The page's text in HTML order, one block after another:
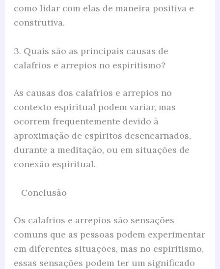
como lidar com elas de maneira positiva e
construtiva.
3. Quais são as principais causas de
calafrios e arrepios no espiritismo?
As causas dos calafrios e arrepios no
contexto espiritual podem variar, mas
ocorrem frequentemente devido à
aproximação de espíritos desencarnados,
durante a meditação, ou em situações de
conexão espiritual.
Conclusão
Os calafrios e arrepios são sensações
comuns que as pessoas podem experimentar
em diferentes situações, mas no espiritismo,
essas sensações podem ter um significado